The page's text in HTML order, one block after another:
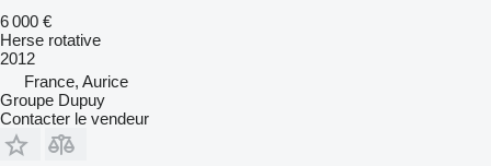
6 000 €
Herse rotative
2012
France, Aurice
Groupe Dupuy
Contacter le vendeur